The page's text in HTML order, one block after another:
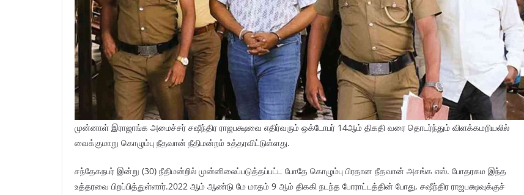
முன்னாள் இராஜாங்க அமைச்சர் சஷீந்திர ராஜபக்ஷவை எதிர்வரும் ஒக்டோபர் 14ஆம் திகதி வரை தொடர்ந்தும் விளக்கமறியலில்
வைக்குமாறு கொழும்பு நீதவான் நீதிமன்றம் உத்தரவிட்டுள்ளது.​
சந்தேகநபர் இன்று (30) நீதிமன்றில் முன்னிலைப்படுத்தப்பட்ட போதே கொழும்பு பிரதான நீதவான் அசங்க எஸ். போதரகம இந்த
உத்தரவை பிறப்பித்துள்ளார்.​2022 ஆம் ஆண்டு மே மாதம் 9 ஆம் திககி நடந்த போராட்டத்தின் போது, ​​சஷீந்திர ராஜபக்ஷவுக்குச்